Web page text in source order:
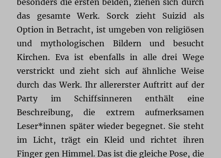
besonders die ersten beiden, ziehen sich durch
das gesamte Werk. Sorck zieht Suizid als
Option in Betracht, ist umgeben von religiösen
und mythologischen Bildern und besucht
Kirchen. Eva ist ebenfalls in alle drei Wege
verstrickt und zieht sich auf ähnliche Weise
durch das Werk. Ihr allererster Auftritt auf der
Party im Schiffsinneren enthält eine
Beschreibung, die extrem aufmerksamen
Leser*innen später wieder begegnet. Sie steht
im Licht, trägt ein Kleid und richtet ihren
Finger gen Himmel. Das ist die gleiche Pose, die